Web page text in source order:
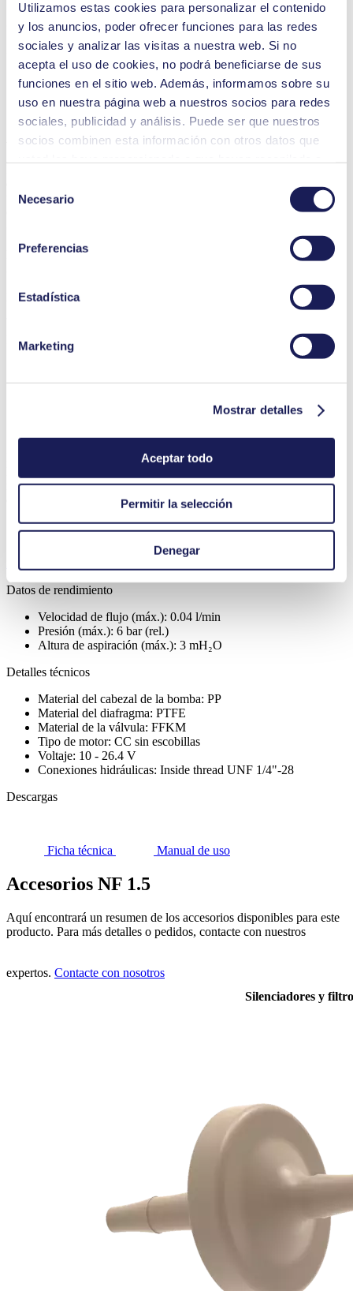
Utilizamos estas cookies para personalizar el contenido
y los anuncios, poder ofrecer funciones para las redes
sociales y analizar las visitas a nuestra web. Si no
acepta el uso de cookies, no podrá beneficiarse de sus
funciones en el sitio web. Además, informamos sobre su
uso en nuestra página web a nuestros socios para redes
sociales, publicidad y análisis. Puede ser que nuestros
socios combinen esta información con otros datos que
Usted puede revocar su consentimiento en cualquier
momento: solo tiene que hacer clic en «Cookies» al final
de la página web y eliminar la marca de verificación.
Encontrará información más detallada sobre las cookies
duración del almacenamiento de los datos en
Necesario
Preferencias
Estadística
Marketing
Mostrar detalles
Aceptar todo
Permitir la selección
Denegar
3D CAD Model NF 1.5
ZIP (16 MB) - Archivos CAD - Inglés
Adquiera una bomba de muestra
excepcional calidad de las bombas de diafragma KNF. Para hacer
un pedido en línea,
en su
Pagos seguros y cómodos con tarjeta de crédito
Entrega rápida y segura
Personalizable para necesidades individuales
Bomba de diafragma para líquidos
n/a
Pedir bomba de muestra
Datos de rendimiento
Velocidad de flujo (máx.): 0.04 l/min
Presión (máx.): 6 bar (rel.)
Altura de aspiración (máx.): 3 mH₂O
Detalles técnicos
Material del cabezal de la bomba: PP
Material del diafragma: PTFE
Material de la válvula: FFKM
Tipo de motor: CC sin escobillas
Voltaje: 10 - 26.4 V
Conexiones hidráulicas: Inside thread UNF 1/4"-28
Descargas
Ficha técnica Manual de uso
Accesorios NF 1.5
Aquí encontrará un resumen de los accesorios disponibles para este
producto. Para más detalles o pedidos, contacte con nuestros
expertos. Contacte con nosotros
Silenciadores y